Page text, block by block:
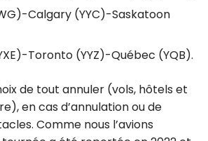
Calgary (YYC)-Saskatoon
Toronto (YYZ)-Québec (YQB).
de tout annuler (vols, hôtels et
en cas d’annulation ou de
Comme nous l’avions